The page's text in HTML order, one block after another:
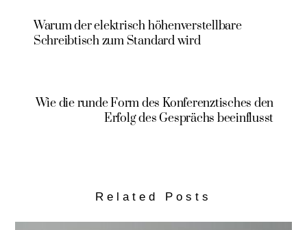
Warum der elektrisch höhenverstellbare
Schreibtisch zum Standard wird
Wie die runde Form des Konferenztisches den
Erfolg des Gesprächs beeinflusst
Related Posts